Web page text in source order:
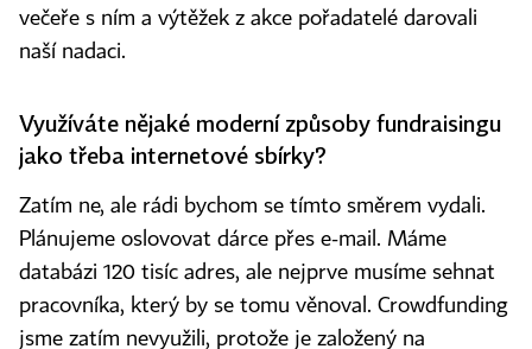
večeře s ním a výtěžek z akce pořadatelé darovali
naší nadaci.
Využíváte nějaké moderní způsoby fundraisingu
jako třeba internetové sbírky?
Zatím ne, ale rádi bychom se tímto směrem vydali.
Plánujeme oslovovat dárce přes e-mail. Máme
databázi 120 tisíc adres, ale nejprve musíme sehnat
pracovníka, který by se tomu věnoval. Crowdfunding
jsme zatím nevyužili, protože je založený na